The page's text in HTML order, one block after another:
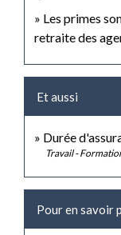
Les primes
retraite des
Et aussi
Durée
Travail -
Pour en savoir